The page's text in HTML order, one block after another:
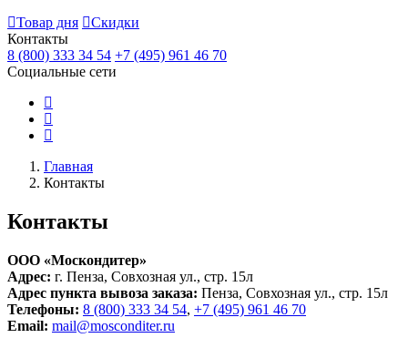
Товар дня
Скидки
Контакты
8 (800) 333 34 54 +7 (495) 961 46 70
Социальные сети
Главная
Контакты
Контакты
ООО «Москондитер»
Адрес: г. Пенза, Совхозная ул., стр. 15л
Адрес пункта вывоза заказа: Пенза, Совхозная ул., стр. 15л
Телефоны: 8 (800) 333 34 54, +7 (495) 961 46 70
Email: mail@mosconditer.ru